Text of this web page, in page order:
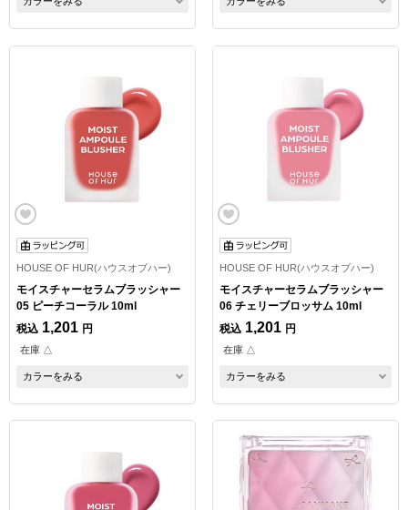
HOUSE OF HUR(ハウスオブハー)
モイスチャーセラムブラッシャー
05 ピーチコーラル 10ml
税込 1,201 円
在庫 △
カラーをみる
HOUSE OF HUR(ハウスオブハー)
モイスチャーセラムブラッシャー
06 チェリーブロッサム 10ml
税込 1,201 円
在庫 △
カラーをみる